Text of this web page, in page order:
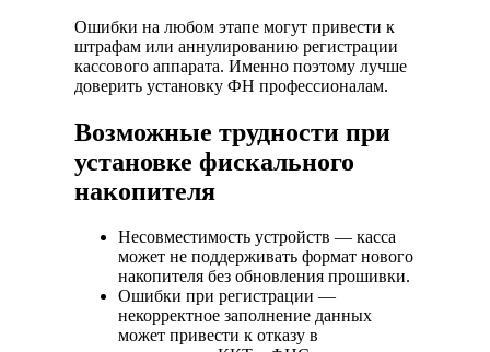
Ошибки на любом этапе могут привести к
штрафам или аннулированию регистрации
кассового аппарата. Именно поэтому лучше
доверить установку ФН профессионалам.
Возможные трудности при
установке фискального
накопителя
Несовместимость устройств — касса
может не поддерживать формат нового
накопителя без обновления прошивки.
Ошибки при регистрации —
некорректное заполнение данных
может привести к отказу в